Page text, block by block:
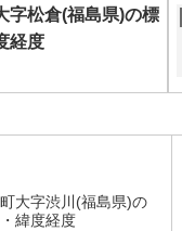
字松倉(福島県)の標
経度
大字渋川(福島県)の
緯度経度